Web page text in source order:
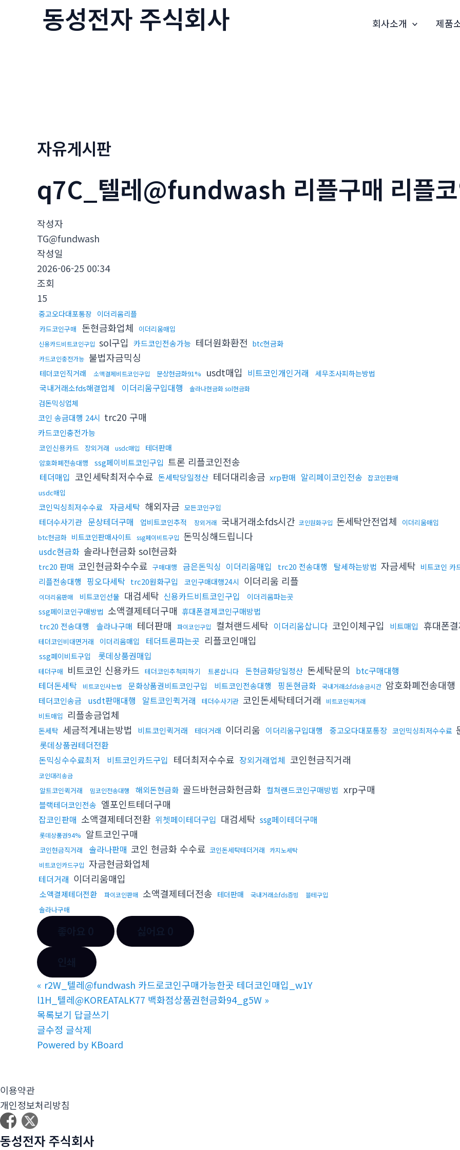
동성전자 주식회사 회사소개 제품
자유게시판
q7C_텔레@fundwash 리플구매 리플
작성자
TG@fundwash
작성일
2026-06-25 00:34
조회
15
중고오다대포통장 이더리움리플
카드코인구매 돈현금화업체 이더리움매입
신용카드비트코인구입 sol구입 카드코인전송가능 테더원화환전 btc현금화
카드코인충전가능 불법자금믹싱
테더코인직거래 소액결제비트코인구입 문상현금화91% usdt매입 비트코인개인거래 세무조사피하는방법
국내거래소fds해결업체 이더리움구입대행 솔라나현금화 sol현금화
검돈믹싱업체
코인 송금대행 24시 trc20 구매
카드코인충전가능
코인신용카드 장외거래 usdc매입 테더판매
암호화폐전송대행 ssg페이비트코인구입 트론 리플코인전송
테더매입 코인세탁최저수수료 돈세탁당일정산 테더대리송금 xrp판매 알리페이코인전송 잡코인판매
usdc매입
코인믹싱최저수수료 자금세탁 해외자금 모든코인구입
테더수사기관 문상테더구매 업비트코인추적 장외거래 국내거래소fds시간 코인원화구입 돈세탁안전업체
이더리움매입
btc현금화 비트코인판매사이트 ssg페이비트구입 돈믹싱해드립니다
usdc현금화 솔라나현금화 sol현금화
trc20 판매 코인현금화수수료 구매대행 금은돈믹싱 이더리움매입 trc20 전송대행 탈세하는방법 자금세탁 비트코인 카
리플전송대행 핑오다세탁 trc20원화구입 코인구매대행24시 이더리움 리플
이더리움판매 비트코인선물 대검세탁 신용카드비트코인구입
이더리움파는곳
ssg페이코인구매방법 소액결제테더구매 휴대폰결제코인구매방법
trc20 전송대행
솔라나구매 테더판매 파이코인구입 컬쳐랜드세탁 이더리움삽니다 코인이체구입 비트매입 휴대폰
테더코인비대면거래
이더리움매입 테더트론파는곳 리플코인매입
ssg페이비트구입 롯데상품권매입
테더구매 비트코인 신용카드 테더코인추척피하기 트론삽니다 돈현금화당일정산 돈세탁문의 btc구매대행
테더돈세탁
비트코인사는법 문화상품권비트코인구입 비트코인전송대행 핑돈현금화 국내거래소fds송금시간 암호화폐전송대행
테더코인송금 usdt판매대행 알트코인퀵거래 테더수사기관 코인돈세탁테더거래 비트코인퀵거래
비트매입 리플송금업체
돈세탁 세금적게내는방법 비트코인퀵거래 테더거래 이더리움 이더리움구입대행 중고오다대포통장 코인믹싱최저수수료
롯데상품권테더전환
돈믹싱수수료최저
비트코인카드구입 테더최저수수료 장외거래업체 코인현금직거래
코인대리송금
알트코인퀵거래 밈코인전송대행 해외돈현금화 골드바현금화현금화 컬쳐랜드코인구매방법 xrp구매
블랙테더코인전송 엘포인트테더구매
잡코인판매 소액결제테더전환 위쳇페이테더구입 대검세탁 ssg페이테더구매
롯데상품권94% 알트코인구매
코인현금직거래 솔라나판매 코인 현금화 수수료 코인돈세탁테더거래 카지노세탁
비트코인카드구입 자금현금화업체
테더거래 이더리움매입
소액결제테더전환 파이코인판매 소액결제테더전송 테더판매 국내거래소fds증빙 블테구입
솔라나구매
« r2W_텔레@fundwash 카드로코인구매가능한곳 테더코인매입_w1Y
l1H_텔레@KOREATALK77 백화점상품권현금화94_g5W »
목록보기 답글쓰기
글수정 글삭제
Powered by KBoard
이용약관
개인정보처리방침
동성전자 주식회사